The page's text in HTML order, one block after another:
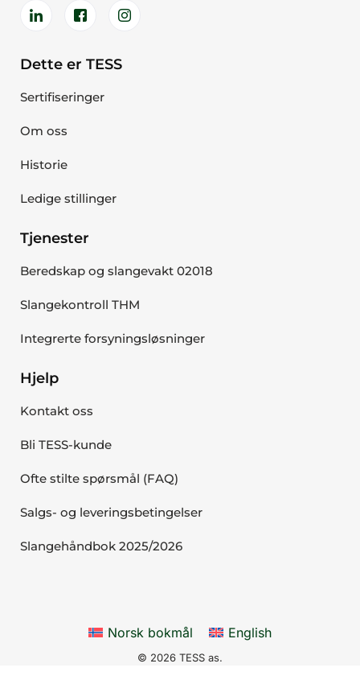
Dette er TESS
Sertifiseringer
Om oss
Historie
Ledige stillinger
Tjenester
Beredskap og slangevakt 02018
Slangekontroll THM
Integrerte forsyningsløsninger
Hjelp
Kontakt oss
Bli TESS-kunde
Ofte stilte spørsmål (FAQ)
Salgs- og leveringsbetingelser
Slangehåndbok 2025/2026
Norsk bokmål English
© 2026 TESS as.